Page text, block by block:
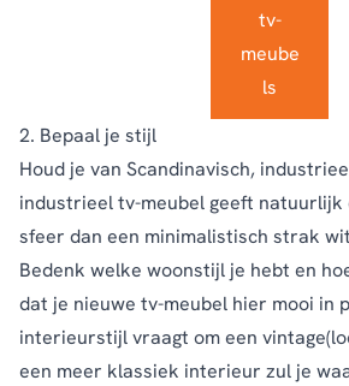
tv-
meube
ls
2. Bepaal je stijl
Houd je van Scandinavisch,
industrieel tv-meubel geeft
sfeer dan een minimalistisch strak
Bedenk welke woonstijl je hebt en
dat je nieuwe tv-meubel hier mooi in
interieurstijl vraagt om een
een meer klassiek interieur zul je